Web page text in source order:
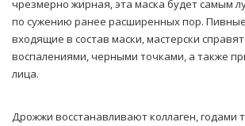
чрезмерно жирная, эта маска будет самым
по сужению ранее расширенных пор.
входящие в состав маски, мастерски
воспалениями, черными точками, а также
лица.
Дрожжи восстанавливают коллаген, годами